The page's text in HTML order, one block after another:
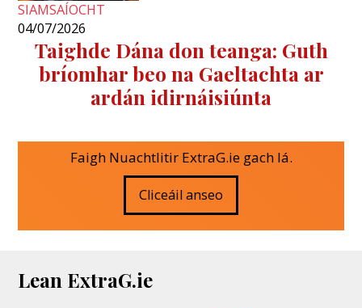
SIAMSAÍOCHT
04/07/2026
Taighde Dána don teanga: Guth
bríomhar beo na Gaeltachta ar
ardán idirnáisiúnta
Faigh Nuachtlitir ExtraG.ie gach lá.
Cliceáil anseo
Lean ExtraG.ie